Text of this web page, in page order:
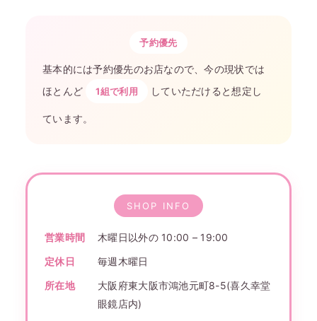
予約優先
基本的には予約優先のお店なので、今の現状では
ほとんど
1組で利用 していただけると想定し
ています。
SHOP INFO
営業時間
木曜日以外の 10:00 – 19:00
定休日
毎週木曜日
所在地
大阪府東大阪市鴻池元町8-5(喜久幸堂
眼鏡店内)